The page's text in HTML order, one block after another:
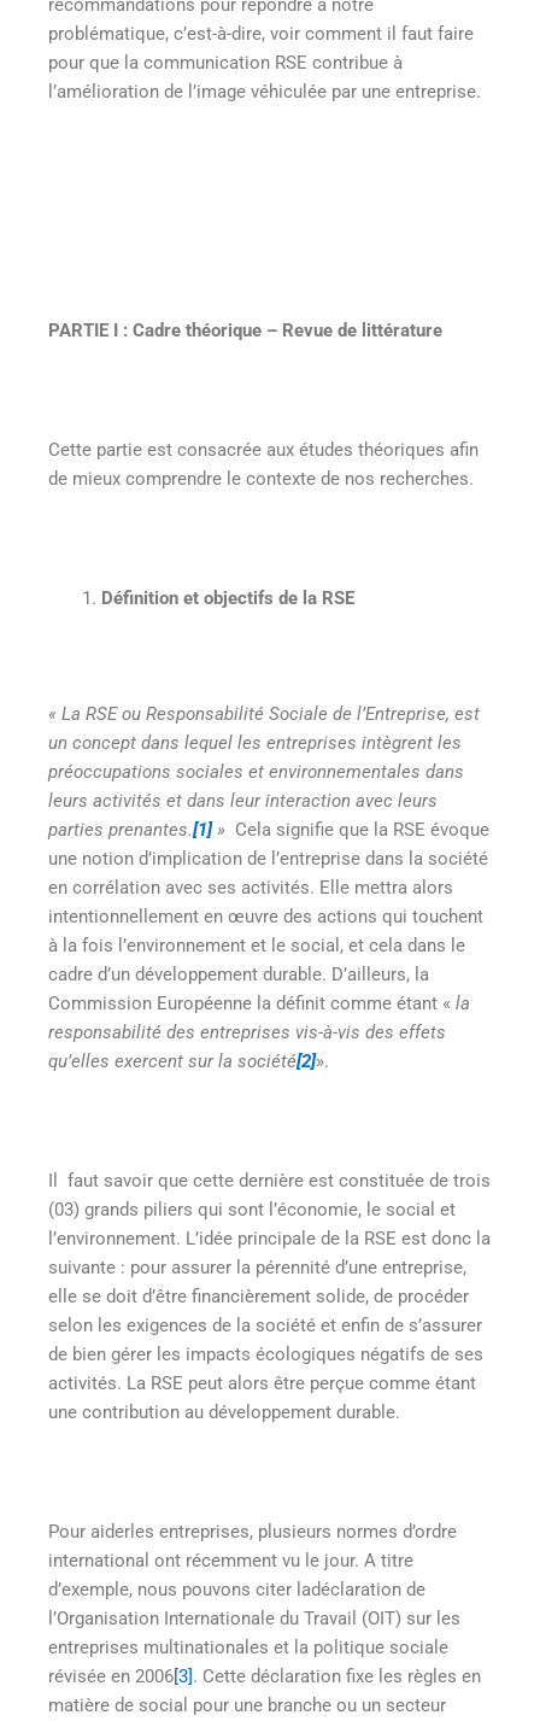
recommandations pour répondre à notre
problématique, c’est-à-dire, voir comment il faut faire
pour que la communication RSE contribue à
l’amélioration de l’image véhiculée par une entreprise.
PARTIE I : Cadre théorique – Revue de littérature
Cette partie est consacrée aux études théoriques afin
de mieux comprendre le contexte de nos recherches.
Définition et objectifs de la RSE
« La RSE ou Responsabilité Sociale de l’Entreprise, est
un concept dans lequel les entreprises intègrent les
préoccupations sociales et environnementales dans
leurs activités et dans leur interaction avec leurs
parties prenantes.[1]» Cela signifie que la RSE évoque
une notion d’implication de l’entreprise dans la société
en corrélation avec ses activités. Elle mettra alors
intentionnellement en œuvre des actions qui touchent
à la fois l’environnement et le social, et cela dans le
cadre d’un développement durable. D’ailleurs, la
Commission Européenne la définit comme étant « la
responsabilité des entreprises vis-à-vis des effets
qu’elles exercent sur la société[2]».
Il faut savoir que cette dernière est constituée de trois
(03) grands piliers qui sont l’économie, le social et
l’environnement. L’idée principale de la RSE est donc la
suivante : pour assurer la pérennité d’une entreprise,
elle se doit d’être financièrement solide, de procéder
selon les exigences de la société et enfin de s’assurer
de bien gérer les impacts écologiques négatifs de ses
activités. La RSE peut alors être perçue comme étant
une contribution au développement durable.
Pour aiderles entreprises, plusieurs normes d’ordre
international ont récemment vu le jour. A titre
d’exemple, nous pouvons citer ladéclaration de
l’Organisation Internationale du Travail (OIT) sur les
entreprises multinationales et la politique sociale
révisée en 2006[3]. Cette déclaration fixe les règles en
matière de social pour une branche ou un secteur